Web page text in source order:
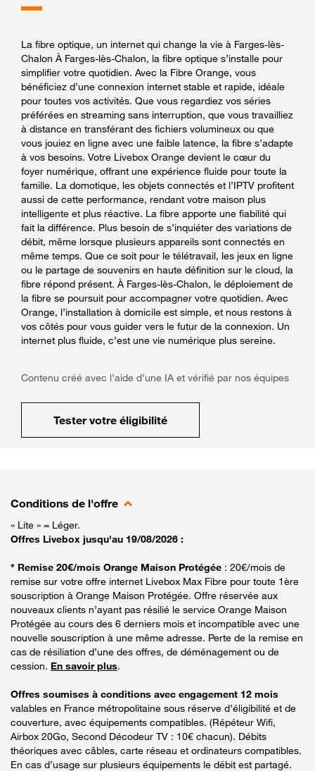
La fibre optique, un internet qui change la vie à Farges-lès-
Chalon À Farges-lès-Chalon, la fibre optique s’installe pour
simplifier votre quotidien. Avec la Fibre Orange, vous
bénéficiez d’une connexion internet stable et rapide, idéale
pour toutes vos activités. Que vous regardiez vos séries
préférées en streaming sans interruption, que vous travailliez
à distance en transférant des fichiers volumineux ou que
vous jouiez en ligne avec une faible latence, la fibre s’adapte
à vos besoins. Votre Livebox Orange devient le cœur du
foyer numérique, offrant une expérience fluide pour toute la
famille. La domotique, les objets connectés et l’IPTV profitent
aussi de cette performance, rendant votre maison plus
intelligente et plus réactive. La fibre apporte une fiabilité qui
fait la différence. Plus besoin de s’inquiéter des variations de
débit, même lorsque plusieurs appareils sont connectés en
même temps. Que ce soit pour le télétravail, les jeux en ligne
ou le partage de souvenirs en haute définition sur le cloud, la
fibre répond présent. À Farges-lès-Chalon, le déploiement de
la fibre se poursuit pour accompagner votre quotidien. Avec
Orange, l’installation à domicile est simple, et nous restons à
vos côtés pour vous guider vers le futur de la connexion. Un
internet plus fluide, c’est une vie numérique plus sereine.
Contenu créé avec l’aide d’une IA et vérifié par nos équipes
Tester votre éligibilité
Conditions de l'offre
« Lite » = Léger.
Offres Livebox jusqu'au 19/08/2026 :
* Remise 20€/mois Orange Maison Protégée : 20€/mois de
remise sur votre offre internet Livebox Max Fibre pour toute 1ère
souscription à Orange Maison Protégée. Offre réservée aux
nouveaux clients n’ayant pas résilié le service Orange Maison
Protégée au cours des 6 derniers mois et incompatible avec une
nouvelle souscription à une même adresse. Perte de la remise en
cas de résiliation d’une des offres, de déménagement ou de
cession. En savoir plus.
Offres soumises à conditions avec engagement 12 mois
valables en France métropolitaine sous réserve d’éligibilité et de
couverture, avec équipements compatibles. (Répéteur Wifi,
Airbox 20Go, Second Décodeur TV : 10€ chacun). Débits
théoriques avec câbles, carte réseau et ordinateurs compatibles.
En cas d’usage sur plusieurs équipements le débit est partagé.